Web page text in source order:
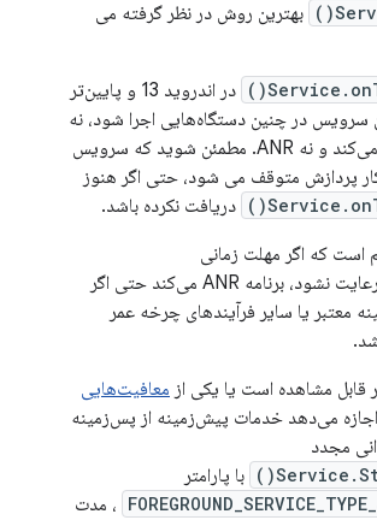
بهترین روش در نظر گرفته می
در اندروید 13 و پایین‌تر
سرویس در چنین دستگاه‌هایی اجرا شود، نه
مهلت زمانی دریافت می‌کند و نه ANR. مطمئن شوید که سرویس
پردازش متوقف می شود، حتی اگر هنوز
دریافت نکرده باشد.
است که اگر مهلت زمانی
رعایت نشود، برنامه ANR می‌کند حتی اگر
معتبر یا سایر فرآیندهای چرخه عمر
قابل مشاهده است یا یکی از معافیت‌هایی
اجازه می‌دهد خدمات پیش‌زمینه از پس‌زمینه
مجدد
با پارامتر
، مدت